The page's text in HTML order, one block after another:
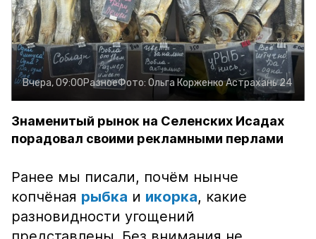
Вчера, 09:00РазноеФото: Ольга КорженкоАстрахань 24
Знаменитый рынок на Селенских Исадах
порадовал своими рекламными перлами
Ранее мы писали, почём нынче
копчёная рыбка и икорка, какие
разновидности угощений